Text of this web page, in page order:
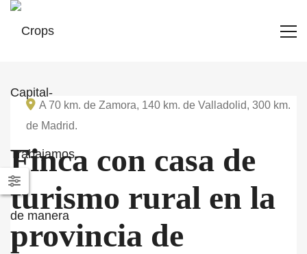
A 70 km. de Zamora, 140 km. de Valladolid, 300 km.
de Madrid.
Finca con casa de
turismo rural en la
provincia de